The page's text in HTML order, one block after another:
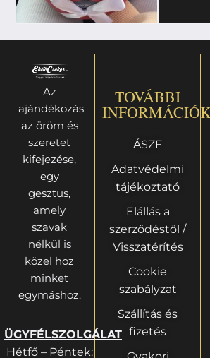
Az
ajándékozás
az öröm és
szeretet
kifejezése,
egy
gesztus,
amely
szavak
nélkül is
közel hoz
minket
egymáshoz.
ÜGYFÉLSZOLGÁLAT
Hétfő – Péntek:
TOVÁBBI
ÁSZF
Adatvédelmi
tájékoztató
Elállás a
szerződéstől /
Visszatérítés
Cookie
szabályzat
Szállítás és
fizetés